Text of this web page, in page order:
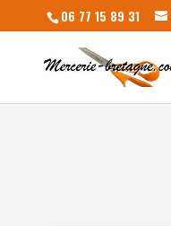
06 77 15 89 31